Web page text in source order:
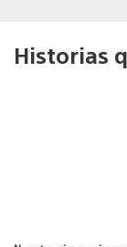
Historias